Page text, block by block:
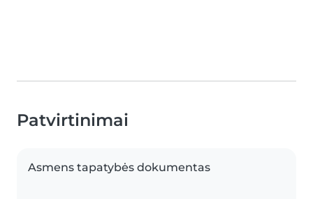
Patvirtinimai
Asmens tapatybės dokumentas